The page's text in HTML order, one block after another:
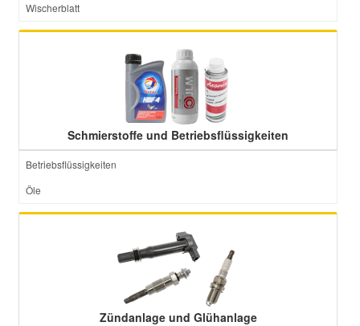
Wischerblatt
Schmierstoffe und Betriebsflüssigkeiten
Betriebsflüssigkeiten
Öle
Zündanlage und Glühanlage